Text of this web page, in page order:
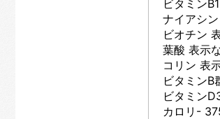
ビタミン
ナイアシ
ビオチン
葉酸 表示
コリン 表
ビタミンB
ビタミン
カロリ-